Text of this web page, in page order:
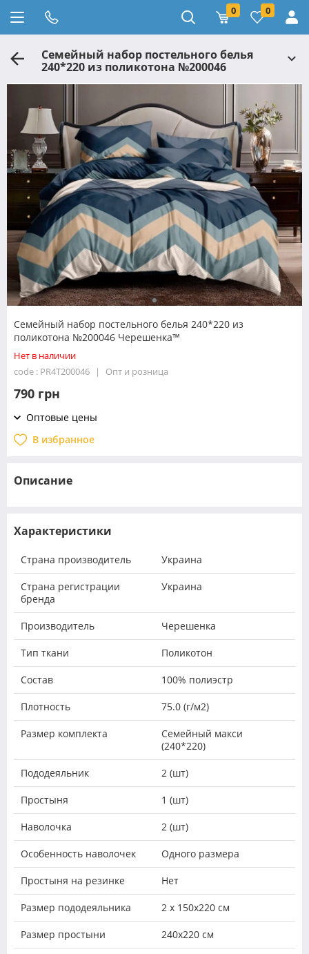
0 0
Семейный набор постельного белья
240*220 из поликотона №200046
Семейный набор постельного белья 240*220 из
поликотона №200046 Черешенка™
Нет в наличии
code : PR4T200046
Опт и розница
790 грн
Оптовые цены
В избранное
Описание
Характеристики
Страна производитель Украина
Страна регистрации
бренда
Украина
Производитель Черешенка
Тип ткани Поликотон
Состав 100% полиэстр
Плотность 75.0 (г/м2)
Размер комплекта
Семейный макси
(240*220)
Пододеяльник 2 (шт)
Простыня 1 (шт)
Наволочка 2 (шт)
Особенность наволочек Одного размера
Простыня на резинке Нет
Размер пододеяльника 2 х 150х220 см
Размер простыни 240х220 см